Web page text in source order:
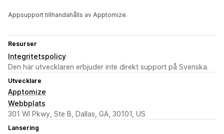
Appsupport tillhandahålls av Apptomize.
Resurser
Integritetspolicy
Den här utvecklaren erbjuder inte direkt support på Svenska.
Utvecklare
Apptomize
Webbplats
301 WI Pkwy, Ste B, Dallas, GA, 30101, US
Lansering